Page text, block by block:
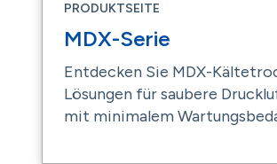
PRODUKTSEITE
MDX-Serie
Entdecken Sie MDX-
Lösungen für saubere
mit minimalem